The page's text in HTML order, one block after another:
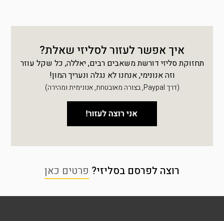
איך אפשר לעזור לסליזי שאלת?
תחזוקת סליזי דורשת משאבים רבים, יאללה, כל שקל עוזר
וזה אנונימי, אנחנו לא נגלה ונעריך המון!
(דרך Paypal, בצורה מאובטחת, אנונימית ומהירה)
רוצה לפרסם בסליזי? פרטים כאן